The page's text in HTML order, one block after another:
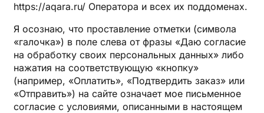
https://aqara.ru/ Оператора и всех их поддоменах.
Я осознаю, что проставление отметки (символа
«галочка») в поле слева от фразы «Даю согласие
на обработку своих персональных данных» либо
нажатия на соответствующую «кнопку»
(например, «Оплатить», «Подтвердить заказ» или
«Отправить») на сайте означает мое письменное
согласие с условиями, описанными в настоящем